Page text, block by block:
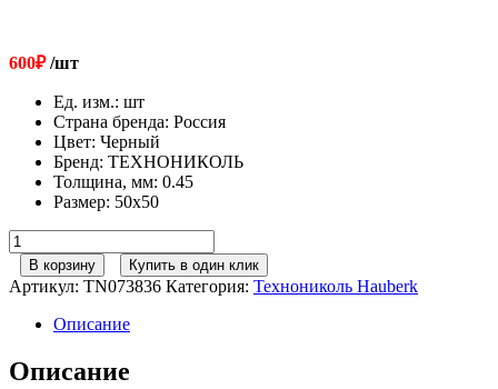
600₽/шт
Ед. изм.: шт
Страна бренда: Россия
Цвет: Черный
Бренд: ТЕХНОНИКОЛЬ
Толщина, мм: 0.45
Размер: 50x50
Количество
товара
ТЕХНОНИКОЛЬ
HAUBERK
уголок
металлический
внешний,
черный,
В корзину Купить в один клик
Артикул: TN073836 Категория: Технониколь Hauberk
Описание
Описание